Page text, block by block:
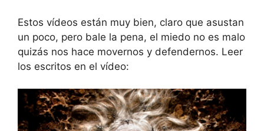
Estos vídeos están muy bien, claro que asustan
un poco, pero bale la pena, el miedo no es malo
quizás nos hace movernos y defendernos. Leer
los escritos en el vídeo: